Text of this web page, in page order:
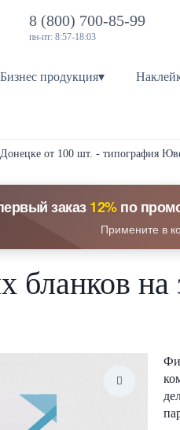
8 (800) 700-85-99
пн-пт: 8:57-18:03
Бизнес продукция▾
от 100 шт. - типография
заказ12%по
Примените в
на